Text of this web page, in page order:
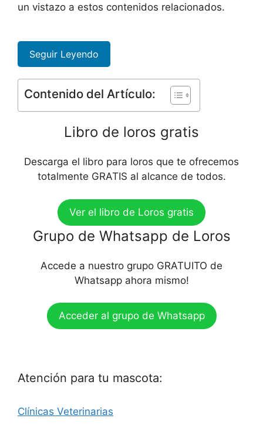
un vistazo a estos contenidos relacionados.
Seguir Leyendo
Contenido del Artículo:
Libro de loros gratis
Descarga el libro para loros que te ofrecemos
totalmente GRATIS al alcance de todos.
Ver el libro de Loros gratis
Grupo de Whatsapp de Loros
Accede a nuestro grupo GRATUITO de
Whatsapp ahora mismo!
Acceder al grupo de Whatsapp
Atención para tu mascota:
Clínicas Veterinarias